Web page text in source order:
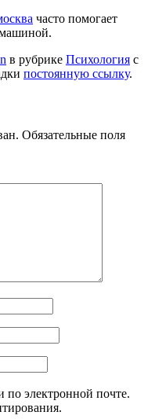
часто помогает
в рубрике Психология с
постоянную ссылку.
Обязательные поля
по электронной почте.